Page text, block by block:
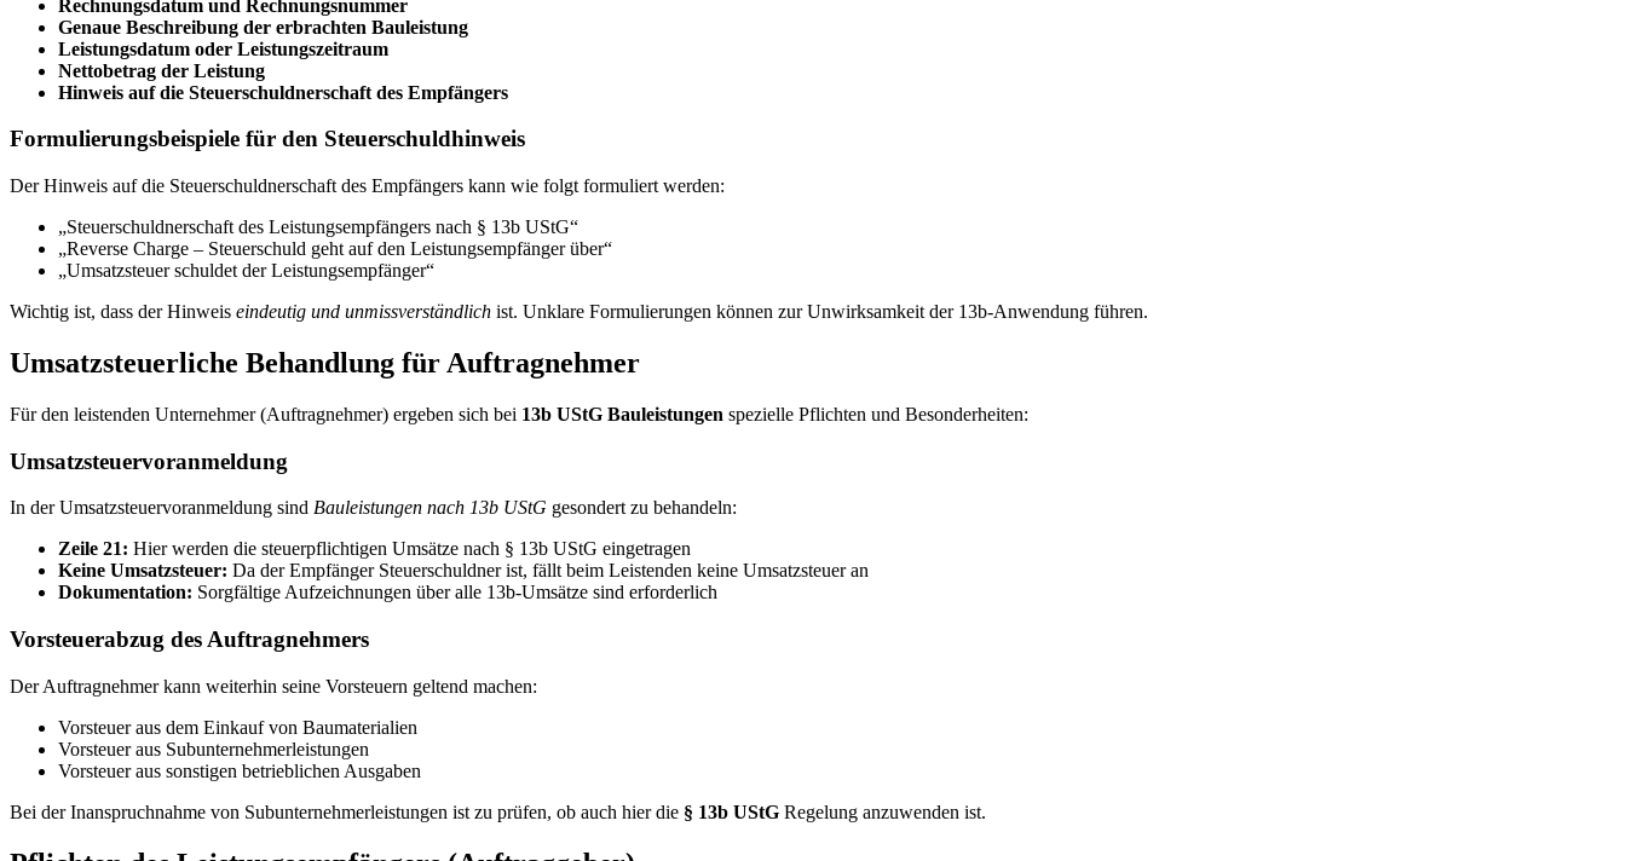
Rechnungsdatum und Rechnungsnummer
Genaue Beschreibung der erbrachten Bauleistung
Leistungsdatum oder Leistungszeitraum
Nettobetrag der Leistung
Hinweis auf die Steuerschuldnerschaft des Empfängers
Formulierungsbeispiele für den Steuerschuldhinweis
Der Hinweis auf die Steuerschuldnerschaft des Empfängers kann wie folgt formuliert werden:
„Steuerschuldnerschaft des Leistungsempfängers nach § 13b UStG“
„Reverse Charge – Steuerschuld geht auf den Leistungsempfänger über“
„Umsatzsteuer schuldet der Leistungsempfänger“
Wichtig ist, dass der Hinweis eindeutig und unmissverständlich ist. Unklare Formulierungen können zur Unwirksamkeit der 13b-Anwendung führen.
Umsatzsteuerliche Behandlung für Auftragnehmer
Für den leistenden Unternehmer (Auftragnehmer) ergeben sich bei 13b UStG Bauleistungen spezielle Pflichten und Besonderheiten:
Umsatzsteuervoranmeldung
In der Umsatzsteuervoranmeldung sind Bauleistungen nach 13b UStG gesondert zu behandeln:
Zeile 21: Hier werden die steuerpflichtigen Umsätze nach § 13b UStG eingetragen
Keine Umsatzsteuer: Da der Empfänger Steuerschuldner ist, fällt beim Leistenden keine Umsatzsteuer an
Dokumentation: Sorgfältige Aufzeichnungen über alle 13b-Umsätze sind erforderlich
Vorsteuerabzug des Auftragnehmers
Der Auftragnehmer kann weiterhin seine Vorsteuern geltend machen:
Vorsteuer aus dem Einkauf von Baumaterialien
Vorsteuer aus Subunternehmerleistungen
Vorsteuer aus sonstigen betrieblichen Ausgaben
Bei der Inanspruchnahme von Subunternehmerleistungen ist zu prüfen, ob auch hier die § 13b UStG Regelung anzuwenden ist.